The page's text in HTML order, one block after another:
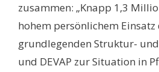
zusammen: „Knapp 1,3
hohem persönlichem
grundlegenden Struktur-
und DEVAP zur Situation in